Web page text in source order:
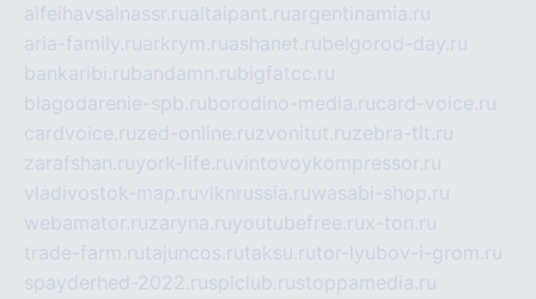
alfeihavsalnassr.rualtaipant.ruargentinamia.ru
aria-family.ruarkrym.ruashanet.rubelgorod-day.ru
bankaribi.rubandamn.rubigfatcc.ru
blagodarenie-spb.ruborodino-media.rucard-voice.ru
cardvoice.ruzed-online.ruzvonitut.ruzebra-tlt.ru
zarafshan.ruyork-life.ruvintovoykompressor.ru
vladivostok-map.ruvlknrussia.ruwasabi-shop.ru
webamator.ruzaryna.ruyoutubefree.rux-ton.ru
trade-farm.rutajuncos.rutaksu.rutor-lyubov-i-grom.ru
spayderhed-2022.rusplclub.rustoppamedia.ru